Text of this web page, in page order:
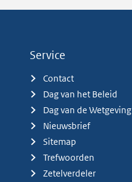
Service
Contact
Dag van het Beleid
Dag van de Wetgeving
Nieuwsbrief
Sitemap
Trefwoorden
Zetelverdeler